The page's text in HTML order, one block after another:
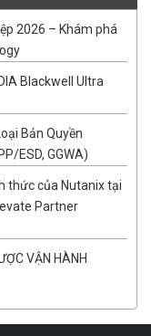
2026 – Khám phá
Blackwell Ultra
Bản Quyền
ESD, GGWA)
thức của Nutanix tại
Partner
VẬN HÀNH